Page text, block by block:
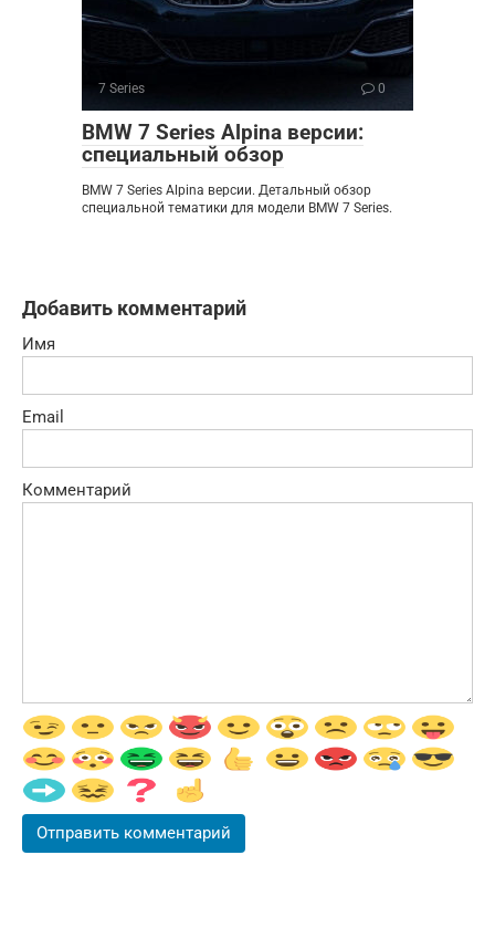
7 Series 0
BMW 7 Series Alpina версии:
специальный обзор
BMW 7 Series Alpina версии. Детальный обзор
специальной тематики для модели BMW 7 Series.
Добавить комментарий
Имя
Email
Комментарий